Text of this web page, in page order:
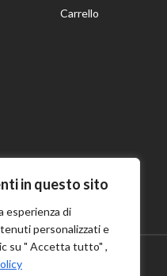
in questo sito
esperienza di
personalizzati e
su " Accetta tutto" ,
Carrello